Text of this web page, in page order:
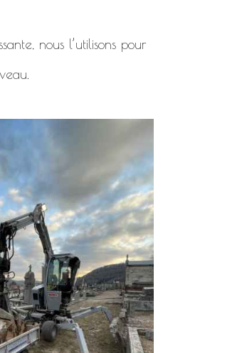
nous l’utilisons pour